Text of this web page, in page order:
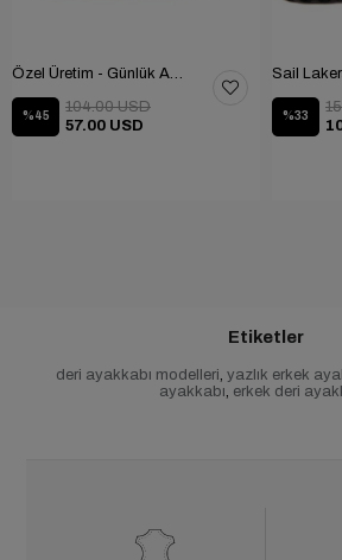
%45
57.00 USD
104.00 USD
%33
Etiketler
deri ayakkabı modelleri yazlık erkek
ayakkabı erkek deri